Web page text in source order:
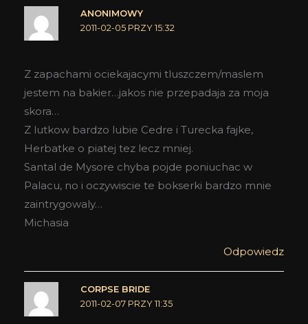
ANONIMOWY
2011-02-05 PRZY 15:32
Z zapachami ociekajacymi tluszczem/maslem
jestem na bakier…jakos nie przepadaja za moja
skora…
Z lutkow bardzo lubie Cedre i Turecka fajke,
Herbatke o piatej tez lecz mniej.
Santal de Mysore chyba pojde poniuchac w
Palacu, no i oczywiscie te bokserki bardzo mnie
zaintrygowaly…
Michasia
Odpowiedz
CORPSE BRIDE
2011-02-07 PRZY 11:35